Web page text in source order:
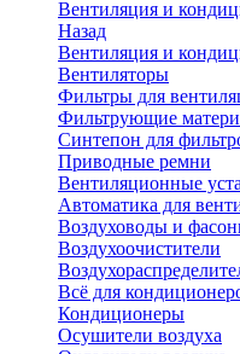
Вентиляция и
Назад
Вентиляция и
Вентиляторы
Фильтры для
Фильтрующие
Синтепон для
Приводные ремни
Вентиляционные
Автоматика для
Воздуховоды и
Воздухоочистители
Всё для
Кондиционеры
Осушители воздуха